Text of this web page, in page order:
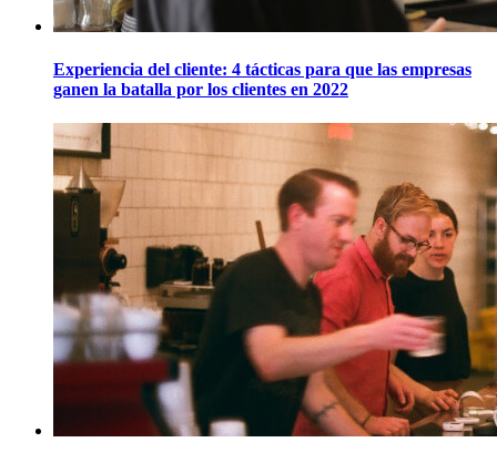
Experiencia del cliente: 4 tácticas para que las empresas
ganen la batalla por los clientes en 2022